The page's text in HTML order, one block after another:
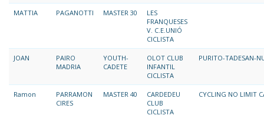
MATTIA PAGANOTTI MASTER 30
LES
FRANQUESES
V. C.E.UNIÓ
CICLISTA
JOAN
PAIRO
MADRIA
YOUTH-
CADETE
OLOT CLUB
INFANTIL
CICLISTA
PURITO-TADESAN-
Ramon
PARRAMON
CIRES
MASTER 40
CARDEDEU
CLUB
CICLISTA
CYCLING NO LIMIT